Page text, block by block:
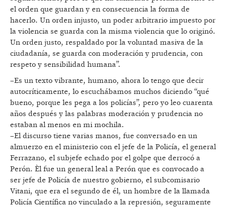
el orden que guardan y en consecuencia la forma de
hacerlo. Un orden injusto, un poder arbitrario impuesto por
la violencia se guarda con la misma violencia que lo originó.
Un orden justo, respaldado por la voluntad masiva de la
ciudadanía, se guarda con moderación y prudencia, con
respeto y sensibilidad humana”.
–Es un texto vibrante, humano, ahora lo tengo que decir
autocríticamente, lo escuchábamos muchos diciendo “qué
bueno, porque les pega a los policías”, pero yo leo cuarenta
años después y las palabras moderación y prudencia no
estaban al menos en mi mochila.
–El discurso tiene varias manos, fue conversado en un
almuerzo en el ministerio con el jefe de la Policía, el general
Ferrazano, el subjefe echado por el golpe que derrocó a
Perón. Èl fue un general leal a Perón que es convocado a
ser jefe de Policía de nuestro gobierno, el subcomisario
Vitani, que era el segundo de él, un hombre de la llamada
Policía Científica no vinculado a la represión, seguramente